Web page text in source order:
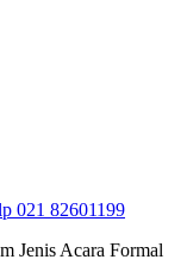
021 82601199
Jenis Acara Formal